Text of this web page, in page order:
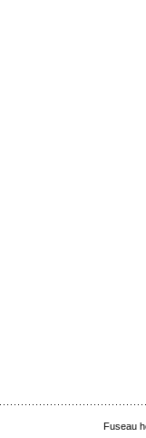
Fuseau